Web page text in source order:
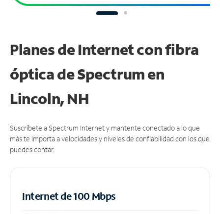
Planes de Internet con fibra
óptica de Spectrum en
Lincoln, NH
Suscríbete a Spectrum Internet y mantente conectado a lo que
más te importa a velocidades y niveles de confiabilidad con los que
puedes contar.
Internet de 100 Mbps